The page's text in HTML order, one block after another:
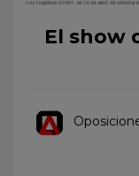
El show